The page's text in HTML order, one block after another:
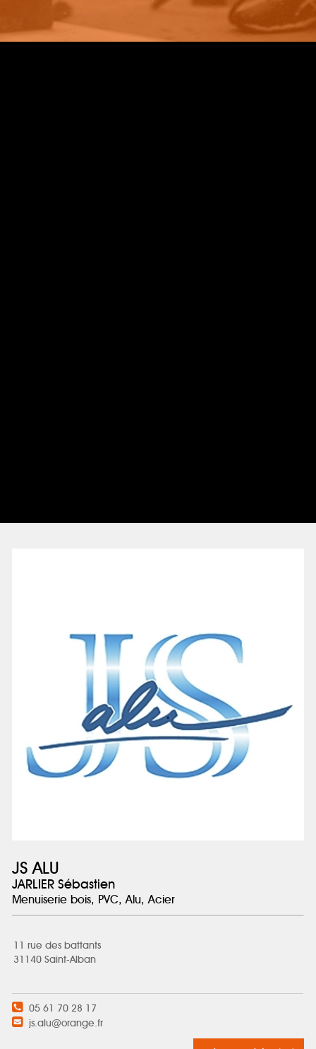
JS ALU
JARLIER Sébastien
Menuiserie bois, PVC, Alu, Acier
11 rue des battants
31140 Saint-Alban
05 61 70 28 17
js.alu@orange.fr